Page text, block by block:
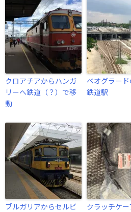
クロアチアからハンガ
リーへ鉄道（？）で移
動
ベオグラード
鉄道駅
ブルガリアからセルビ
クラッチケー